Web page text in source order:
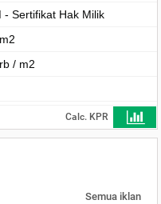
- Sertifikat Hak Milik
/ m2
Calc. KPR
Semua iklan